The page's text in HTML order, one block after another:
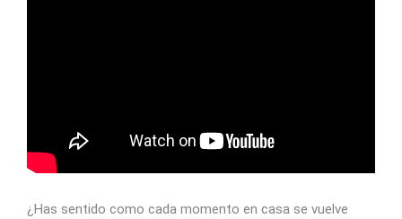
¿Has sentido como cada momento en casa se vuelve